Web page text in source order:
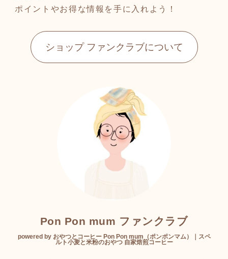
ポイントやお得な情報を手に入れよう！
ショップ ファンクラブについて
Pon Pon mum ファンクラブ
powered by おやつとコーヒー Pon Pon mum（ポンポンマム）｜スペ
ルト小麦と米粉のおやつ 自家焙煎コーヒー